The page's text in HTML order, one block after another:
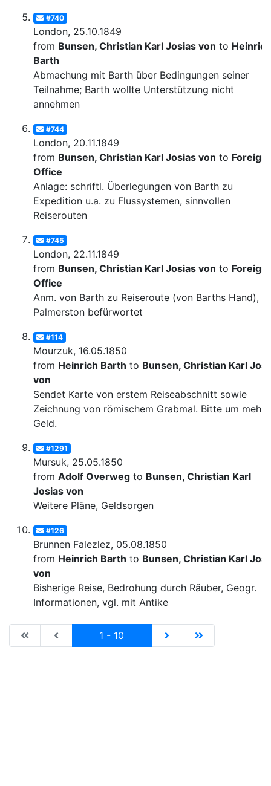
#740
London, 25.10.1849
from Bunsen, Christian Karl Josias von to Heinrich
Barth
Abmachung mit Barth über Bedingungen seiner
Teilnahme; Barth wollte Unterstützung nicht
annehmen
#744
London, 20.11.1849
from Bunsen, Christian Karl Josias von to Foreign
Office
Anlage: schriftl. Überlegungen von Barth zu
Expedition u.a. zu Flussystemen, sinnvollen
Reiserouten
#745
London, 22.11.1849
from Bunsen, Christian Karl Josias von to Foreign
Office
Anm. von Barth zu Reiseroute (von Barths Hand),
Palmerston befürwortet
#114
Mourzuk, 16.05.1850
from Heinrich Barth to Bunsen, Christian Karl
von
Sendet Karte von erstem Reiseabschnitt sowie
Zeichnung von römischem Grabmal. Bitte um mehr
Geld.
#1291
Mursuk, 25.05.1850
from Adolf Overweg to Bunsen, Christian Karl
Josias von
Weitere Pläne, Geldsorgen
#126
Brunnen Falezlez, 05.08.1850
from Heinrich Barth to Bunsen, Christian Karl
von
Bisherige Reise, Bedrohung durch Räuber, Geogr.
Informationen, vgl. mit Antike
|de:Erste Seite|en:First results page|
|de:Vorhergehende Seite|en:Previous results
1 - 10 |de:Nächste
|de:Letzte